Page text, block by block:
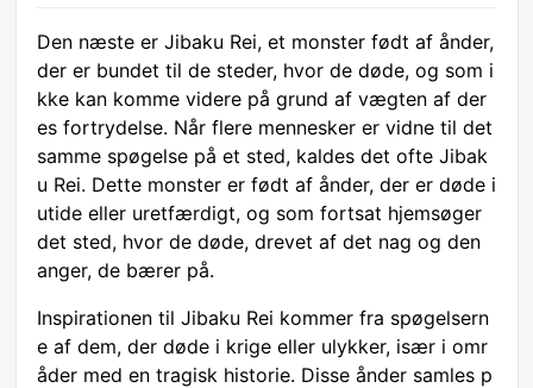
Den næste er Jibaku Rei, et monster født af ånder,
der er bundet til de steder, hvor de døde, og som i
kke kan komme videre på grund af vægten af der
es fortrydelse. Når flere mennesker er vidne til det
samme spøgelse på et sted, kaldes det ofte Jibak
u Rei. Dette monster er født af ånder, der er døde i
utide eller uretfærdigt, og som fortsat hjemsøger
det sted, hvor de døde, drevet af det nag og den
anger, de bærer på.
Inspirationen til Jibaku Rei kommer fra spøgelsern
e af dem, der døde i krige eller ulykker, især i omr
åder med en tragisk historie. Disse ånder samles p